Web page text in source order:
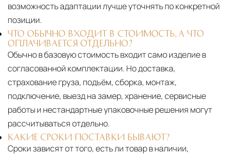
возможность адаптации лучше уточнять по конкретной
позиции.
ЧТО ОБЫЧНО ВХОДИТ В СТОИМОСТЬ, А ЧТО
ОПЛАЧИВАЕТСЯ ОТДЕЛЬНО?
Обычно в базовую стоимость входит само изделие в
согласованной комплектации. Но доставка,
страхование груза, подъём, сборка, монтаж,
подключение, выезд на замер, хранение, сервисные
работы и нестандартные упаковочные решения могут
рассчитываться отдельно.
КАКИЕ СРОКИ ПОСТАВКИ БЫВАЮТ?
Сроки зависят от того, есть ли товар в наличии,